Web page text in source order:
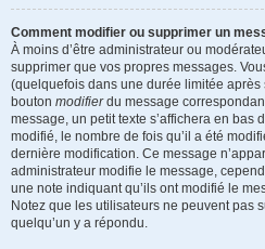
Comment modifier ou supprimer un
À moins d’être administrateur ou
supprimer que vos propres messages.
(quelquefois dans une durée limitée
bouton modifierdu message
message, un petit texte s’affichera en bas
modifié, le nombre de fois qu’il a été
dernière modification. Ce message
administrateur modifie le message,
une note indiquant qu’ils ont modifié le
Notez que les utilisateurs ne peuvent pas
quelqu’un y a répondu.